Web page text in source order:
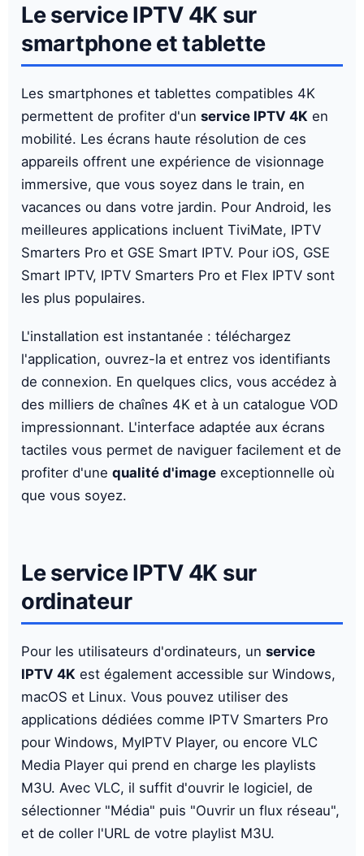
Le service IPTV 4K sur
smartphone et tablette
Les smartphones et tablettes compatibles 4K
permettent de profiter d'un service IPTV 4K en
mobilité. Les écrans haute résolution de ces
appareils offrent une expérience de visionnage
immersive, que vous soyez dans le train, en
vacances ou dans votre jardin. Pour Android, les
meilleures applications incluent TiviMate, IPTV
Smarters Pro et GSE Smart IPTV. Pour iOS, GSE
Smart IPTV, IPTV Smarters Pro et Flex IPTV sont
les plus populaires.
L'installation est instantanée : téléchargez
l'application, ouvrez-la et entrez vos identifiants
de connexion. En quelques clics, vous accédez à
des milliers de chaînes 4K et à un catalogue VOD
impressionnant. L'interface adaptée aux écrans
tactiles vous permet de naviguer facilement et de
profiter d'une qualité d'image exceptionnelle où
que vous soyez.
Le service IPTV 4K sur
ordinateur
Pour les utilisateurs d'ordinateurs, un service
IPTV 4K est également accessible sur Windows,
macOS et Linux. Vous pouvez utiliser des
applications dédiées comme IPTV Smarters Pro
pour Windows, MyIPTV Player, ou encore VLC
Media Player qui prend en charge les playlists
M3U. Avec VLC, il suffit d'ouvrir le logiciel, de
sélectionner "Média" puis "Ouvrir un flux réseau",
et de coller l'URL de votre playlist M3U.